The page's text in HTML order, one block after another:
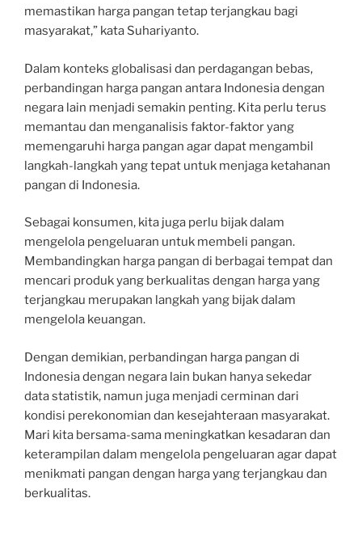
memastikan harga pangan tetap terjangkau bagi
masyarakat,” kata Suhariyanto.
Dalam konteks globalisasi dan perdagangan bebas,
perbandingan harga pangan antara Indonesia dengan
negara lain menjadi semakin penting. Kita perlu terus
memantau dan menganalisis faktor-faktor yang
memengaruhi harga pangan agar dapat mengambil
langkah-langkah yang tepat untuk menjaga ketahanan
pangan di Indonesia.
Sebagai konsumen, kita juga perlu bijak dalam
mengelola pengeluaran untuk membeli pangan.
Membandingkan harga pangan di berbagai tempat dan
mencari produk yang berkualitas dengan harga yang
terjangkau merupakan langkah yang bijak dalam
mengelola keuangan.
Dengan demikian, perbandingan harga pangan di
Indonesia dengan negara lain bukan hanya sekedar
data statistik, namun juga menjadi cerminan dari
kondisi perekonomian dan kesejahteraan masyarakat.
Mari kita bersama-sama meningkatkan kesadaran dan
keterampilan dalam mengelola pengeluaran agar dapat
menikmati pangan dengan harga yang terjangkau dan
berkualitas.